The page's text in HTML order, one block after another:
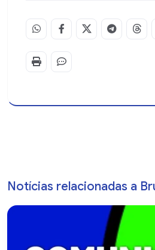
Notícias relacionadas a